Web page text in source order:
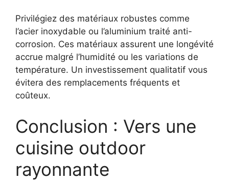
Privilégiez des matériaux robustes comme
l’acier inoxydable ou l’aluminium traité anti-
corrosion. Ces matériaux assurent une longévité
accrue malgré l’humidité ou les variations de
température. Un investissement qualitatif vous
évitera des remplacements fréquents et
coûteux.
Conclusion : Vers une
cuisine outdoor
rayonnante